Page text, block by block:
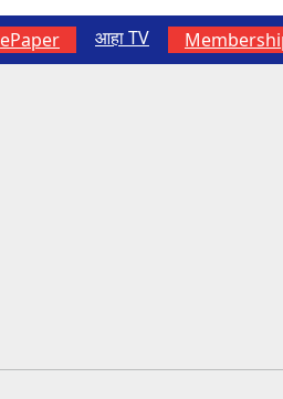
ePaper आहा TV